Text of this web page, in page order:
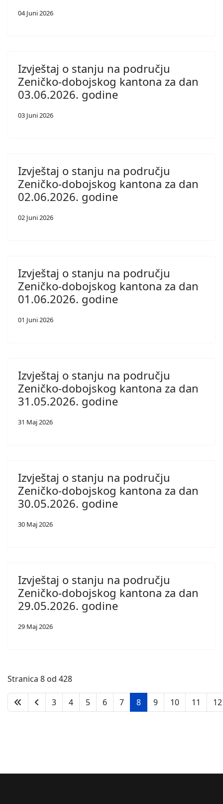
04 Juni 2026
Izvještaj o stanju na području
Zeničko-dobojskog kantona za dan
03.06.2026. godine
03 Juni 2026
Izvještaj o stanju na području
Zeničko-dobojskog kantona za dan
02.06.2026. godine
02 Juni 2026
Izvještaj o stanju na području
Zeničko-dobojskog kantona za dan
01.06.2026. godine
01 Juni 2026
Izvještaj o stanju na području
Zeničko-dobojskog kantona za dan
31.05.2026. godine
31 Maj 2026
Izvještaj o stanju na području
Zeničko-dobojskog kantona za dan
30.05.2026. godine
30 Maj 2026
Izvještaj o stanju na području
Zeničko-dobojskog kantona za dan
29.05.2026. godine
29 Maj 2026
Stranica 8 od 428
3 4 5 6 7 8 9 10 11 12